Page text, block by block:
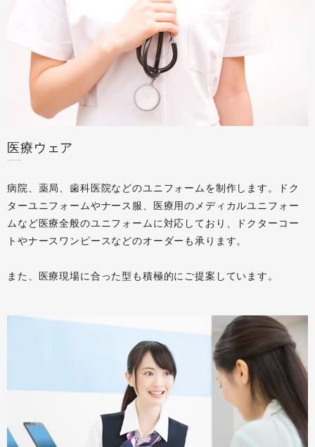
医療ウェア
病院、薬局、歯科医院などのユニフォームを制作します。ドク
ターユニフォームやナース服、医療用のメディカルユニフォー
ムなど医療全般のユニフォームに対応しており、ドクターコー
トやナースワンピースなどのオーダーも承ります。
また、医療現場に合った型も積極的にご提案しています。